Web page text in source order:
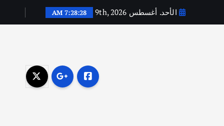
الأحد. أغسطس 9th, 2026 7:28:29 AM